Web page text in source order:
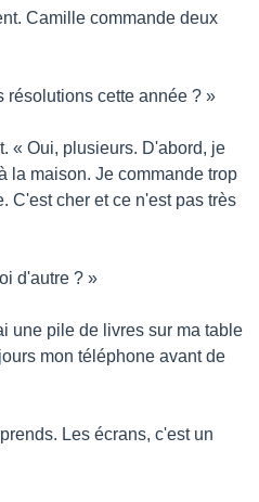
Camille commande deux
résolutions cette année ? »
« Oui, plusieurs. D'abord, je
la maison. Je commande trop
C'est cher et ce n'est pas très
d'autre ? »
une pile de livres sur ma table
mon téléphone avant de
Les écrans, c'est un